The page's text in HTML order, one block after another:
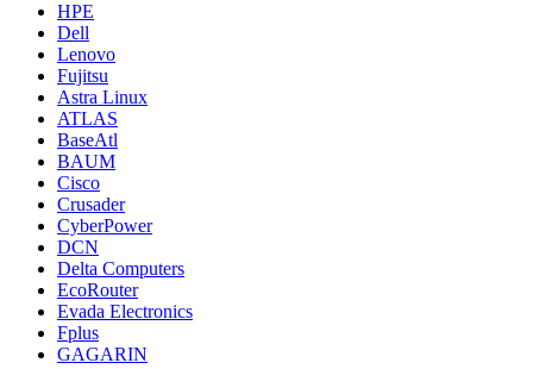
HPE
Dell
Lenovo
Fujitsu
Astra Linux
ATLAS
BaseAtl
BAUM
Cisco
Crusader
CyberPower
DCN
Delta Computers
EcoRouter
Evada Electronics
Fplus
GAGARIN